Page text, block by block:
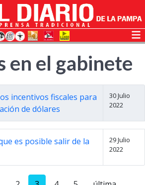
en el gabinete
incentivos fiscales para
de dólares
30 Julio
2022
es posible salir de la
29 Julio
2022